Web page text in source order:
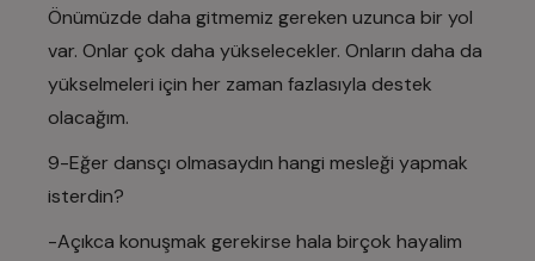
Önümüzde daha gitmemiz gereken uzunca bir yol
var. Onlar çok daha yükselecekler. Onların daha da
yükselmeleri için her zaman fazlasıyla destek
olacağım.
9-Eğer dansçı olmasaydın hangi mesleği yapmak
isterdin?
-Açıkca konuşmak gerekirse hala birçok hayalim